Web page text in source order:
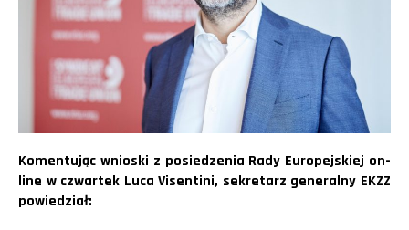
Komentując wnioski z posiedzenia Rady Europejskiej on-
line w czwartek Luca Visentini, sekretarz generalny EKZZ
powiedział: